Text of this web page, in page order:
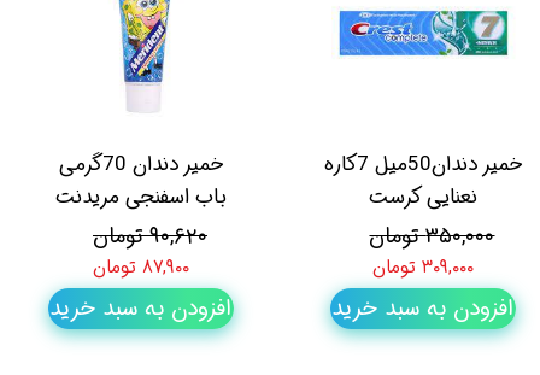
خمیر دندان50میل 7کاره
نعنایی کرست
۳۵۰,۰۰۰ تومان
۳۰۹,۰۰۰ تومان
افزودن به سبد خرید
خمیر دندان 70گرمی
باب اسفنجی مریدنت
۹۰,۶۲۰ تومان
۸۷,۹۰۰ تومان
افزودن به سبد خرید